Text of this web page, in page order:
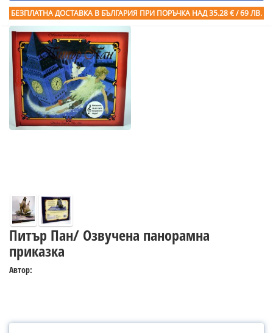
БЕЗПЛАТНА ДОСТАВКА В БЪЛГАРИЯ ПРИ ПОРЪЧКА НАД 35.28 € / 69 ЛВ.
Питър Пан/ Озвучена панорамна
приказка
Автор: